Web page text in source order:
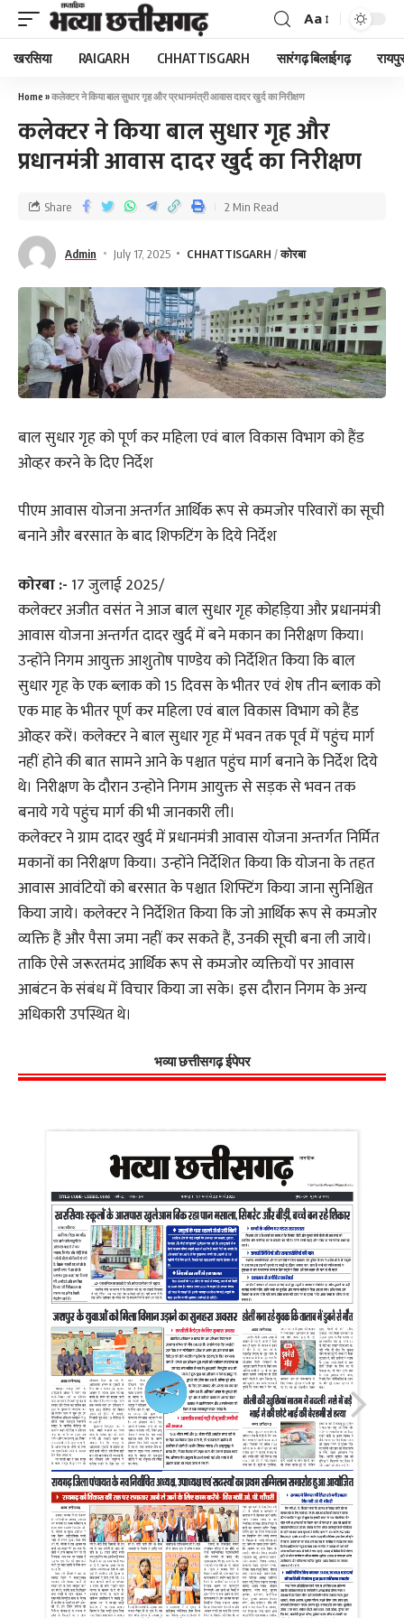
Aa
खरसिया RAIGARH CHHATTISGARH सारंगढ़ बिलाईगढ़
Home »कलेक्टर ने किया बाल सुधार गृह और प्रधानमंत्री आवास दादर खुर्द का निरीक्षण
कलेक्टर ने किया बाल सुधार गृह और
प्रधानमंत्री आवास दादर खुर्द का निरीक्षण
Admin July 17, 2025 CHHATTISGARH कोरबा
Share 2 Min Read
बाल सुधार गृह को पूर्ण कर महिला एवं बाल विकास विभाग को हैंड
ओव्हर करने के दिए निर्देश
पीएम आवास योजना अन्तर्गत आर्थिक रूप से कमजोर परिवारों का सूची
बनाने और बरसात के बाद शिफटिंग के दिये निर्देश
कोरबा :-17 जुलाई 2025/
कलेक्टर अजीत वसंत ने आज बाल सुधार गृह कोहड़िया और प्रधानमंत्री
आवास योजना अन्तर्गत दादर खुर्द में बने मकान का निरीक्षण किया।
उन्होंने निगम आयुक्त आशुतोष पाण्डेय को निर्देशित किया कि बाल
सुधार गृह के एक ब्लाक को 15 दिवस के भीतर एवं शेष तीन ब्लाक को
एक माह के भीतर पूर्ण कर महिला एवं बाल विकास विभाग को हैंड
ओव्हर करें। कलेक्टर ने बाल सुधार गृह में भवन तक पूर्व में पहुंच मार्ग
नहीं होने की बात सामने आने के पश्चात पहुंच मार्ग बनाने के निर्देश दिये
थे। निरीक्षण के दौरान उन्होने निगम आयुक्त से सड़क से भवन तक
बनाये गये पहुंच मार्ग की भी जानकारी ली।
कलेक्टर ने ग्राम दादर खुर्द में प्रधानमंत्री आवास योजना अन्तर्गत निर्मित
मकानों का निरीक्षण किया। उन्होंने निर्देशित किया कि योजना के तहत
आवास आवंटियों को बरसात के पश्चात शिफ्टिंग किया जाना सुनिश्चित
किया जाये। कलेक्टर ने निर्देशित किया कि जो आर्थिक रूप से कमजोर
व्यक्ति हैं और पैसा जमा नहीं कर सकते हैं, उनकी सूची बना ली जाये।
ताकि ऐसे जरूरतमंद आर्थिक रूप से कमजोर व्यक्तियों पर आवास
आबंटन के संबंध में विचार किया जा सके। इस दौरान निगम के अन्य
अधिकारी उपस्थित थे।
भव्या छत्तीसगढ़ ईपेपर